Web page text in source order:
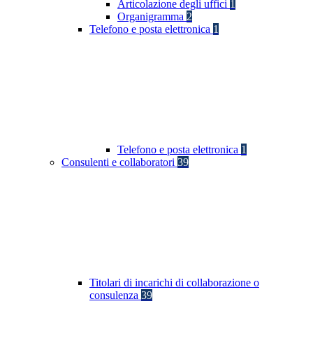
Articolazione degli uffici 1
Organigramma 2
Telefono e posta elettronica 1
Telefono e posta elettronica 1
Consulenti e collaboratori 39
Titolari di incarichi di collaborazione o
consulenza 39